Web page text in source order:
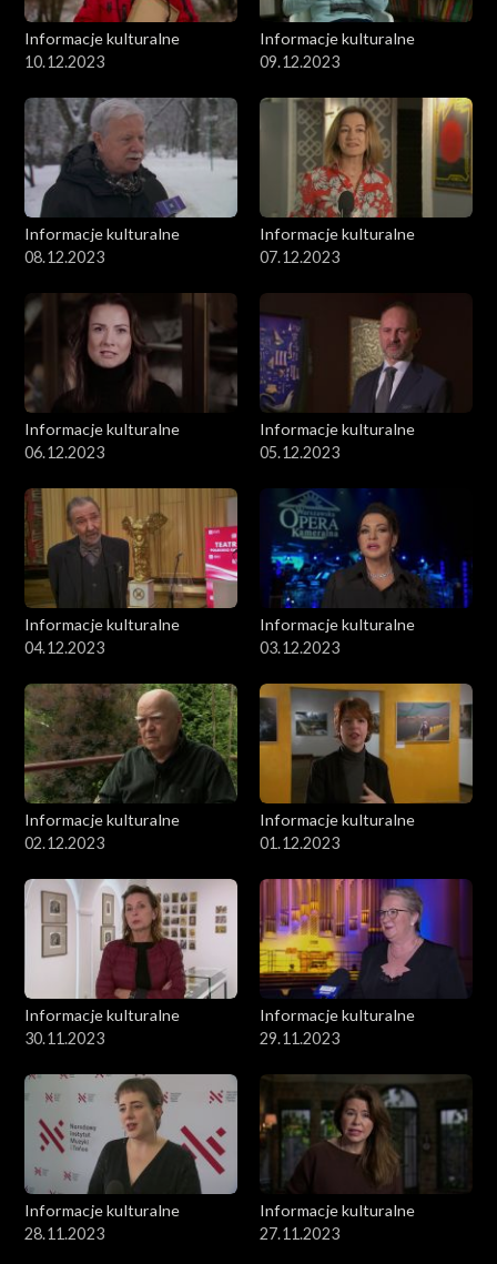
Informacje kulturalne
10.12.2023
Informacje kulturalne
09.12.2023
Informacje kulturalne
08.12.2023
Informacje kulturalne
07.12.2023
Informacje kulturalne
06.12.2023
Informacje kulturalne
05.12.2023
Informacje kulturalne
04.12.2023
Informacje kulturalne
03.12.2023
Informacje kulturalne
02.12.2023
Informacje kulturalne
01.12.2023
Informacje kulturalne
30.11.2023
Informacje kulturalne
29.11.2023
Informacje kulturalne
28.11.2023
Informacje kulturalne
27.11.2023